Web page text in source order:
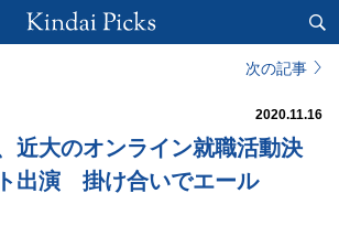
次の記事
2020.11.16
近大のオンライン就職活動決
出演 掛け合いでエール